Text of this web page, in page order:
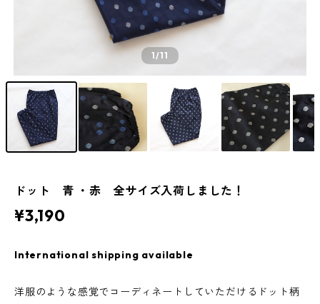
1/11
ドット 青 ・赤 全サイズ入荷しました！
¥3,190
International shipping available
洋服のような感覚でコーディネートしていただけるドット柄